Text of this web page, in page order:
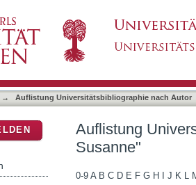
→ Auflistung Universitätsbibliographie nach Autor
Auflistung
Susanne"
0-9 A B C D E F G H J K L